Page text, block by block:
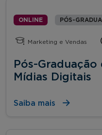
ONLINE PÓS-
Marketing e Vendas
Pós-
Mídias Digitais
Saiba mais